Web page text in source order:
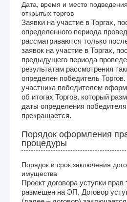
Дата, время и место подведения
открытых торгов
Заявки на участие в Торгах,
определенного периода
рассматриваются только
заявок на участие в Торгах,
предыдущего периода
результатам рассмотрения
определен победитель
участника победителем
об итогах Торгов, который
даты определения
прекращается.
Порядок оформления
процедуры
Порядок и срок заключения
имущества
Проект договора уступки прав
размещен на ЭП. Договор